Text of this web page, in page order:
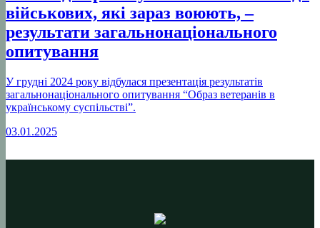
військових, які зараз воюють, –
результати загальнонаціонального
опитування
У грудні 2024 року відбулася презентація результатів
загальнонаціонального опитування “Образ ветеранів в
українському суспільстві”.
03.01.2025